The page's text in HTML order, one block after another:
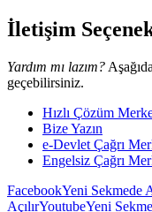
İletişim
Yardım mı lazım?
geçebilirsiniz.
Hızlı Çözüm
Bize Yazın
e-Devlet Çağrı
Engelsiz Çağrı
FacebookYeni Sekmede
AçılırYoutubeYeni